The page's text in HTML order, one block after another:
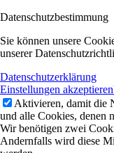
Datenschutzbestimmung
Sie können unsere
unserer
Datenschutzerklärung
Einstellungen akzeptieren
Aktivieren, damit die
und alle Cookies, denen
Wir benötigen zwei
Andernfalls wird diese